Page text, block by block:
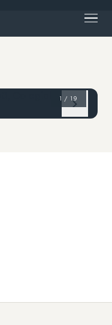
›
1 / 19